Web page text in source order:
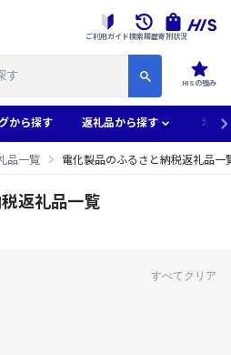
HISの強み
ご利用ガイド検索履歴寄附状況
から探す 返礼品から探す 地域
品一覧 電化製品のふるさと納税返礼品一
返礼品一覧
すべてクリア